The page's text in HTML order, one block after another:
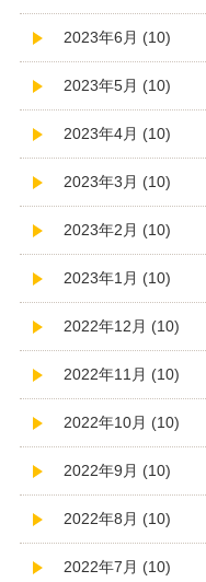
2023年6月 (10)
2023年5月 (10)
2023年4月 (10)
2023年3月 (10)
2023年2月 (10)
2023年1月 (10)
2022年12月 (10)
2022年11月 (10)
2022年10月 (10)
2022年9月 (10)
2022年8月 (10)
2022年7月 (10)